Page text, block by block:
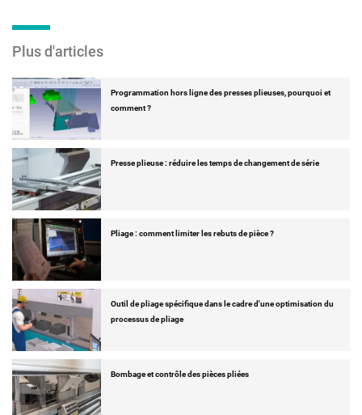
Plus d'articles
Programmation hors ligne des presses plieuses, pourquoi et
comment ?
Presse plieuse : réduire les temps de changement de série
Pliage : comment limiter les rebuts de pièce ?
Outil de pliage spécifique dans le cadre d'une optimisation du
processus de pliage
Bombage et contrôle des pièces pliées